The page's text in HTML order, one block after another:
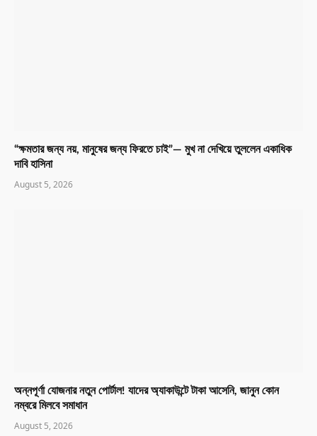
“ক্ষমতার জন্য নয়, মানুষের জন্য ফিরতে চাই”— মুখ না দেখিয়ে তুললেন একাধিক
দাবি হাসিনা
August 5, 2026
অন্নপূর্ণা যোজনার নতুন পোর্টাল! যাদের অ্যাকাউন্টে টাকা আসেনি, জানুন কোন
নম্বরে মিলবে সমাধান
August 5, 2026